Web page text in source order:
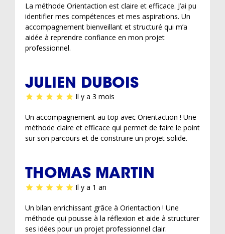
La méthode Orientaction est claire et efficace. J’ai pu
identifier mes compétences et mes aspirations. Un
accompagnement bienveillant et structuré qui m’a
aidée à reprendre confiance en mon projet
professionnel.
JULIEN DUBOIS
Il y a 3 mois
Un accompagnement au top avec Orientaction ! Une
méthode claire et efficace qui permet de faire le point
sur son parcours et de construire un projet solide.
THOMAS MARTIN
Il y a 1 an
Un bilan enrichissant grâce à Orientaction ! Une
méthode qui pousse à la réflexion et aide à structurer
ses idées pour un projet professionnel clair.